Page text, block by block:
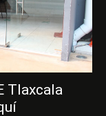
Tlaxcala